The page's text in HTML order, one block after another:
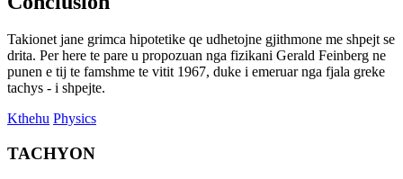
Takionet jane grimca hipotetike qe udhetojne gjithmone me shpejt se
drita. Per here te pare u propozuan nga fizikani Gerald Feinberg ne
punen e tij te famshme te vitit 1967, duke i emeruar nga fjala greke
tachys - i shpejte.
Kthehu Physics
TACHYON